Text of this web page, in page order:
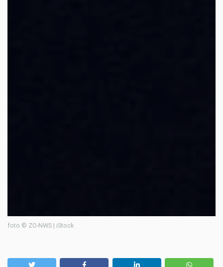
foto © ZO-NWS | iStock